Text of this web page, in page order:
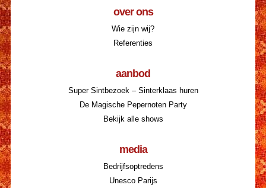
over ons
Wie zijn wij?
Referenties
aanbod
Super Sintbezoek – Sinterklaas huren
De Magische Pepernoten Party
Bekijk alle shows
media
Bedrijfsoptredens
Unesco Parijs